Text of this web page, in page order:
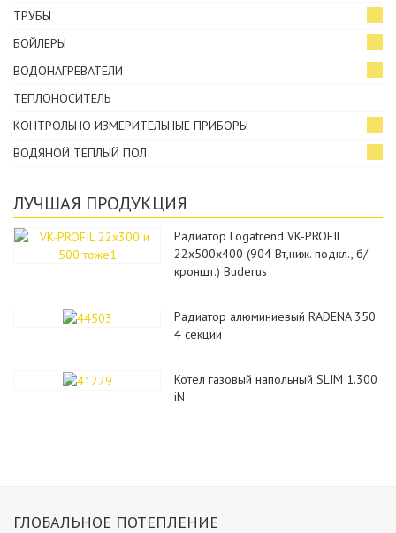
ТРУБЫ
БОЙЛЕРЫ
ВОДОНАГРЕВАТЕЛИ
ТЕПЛОНОСИТЕЛЬ
КОНТРОЛЬНО ИЗМЕРИТЕЛЬНЫЕ ПРИБОРЫ
ВОДЯНОЙ ТЕПЛЫЙ ПОЛ
ЛУЧШАЯ ПРОДУКЦИЯ
Радиатор Logatrend VK-PROFIL
22x500x400 (904 Вт,ниж. подкл., б/
кроншт.) Buderus
Радиатор алюминиевый RADENA 350
4 секции
Котел газовый напольный SLIM 1.300
iN
ГЛОБАЛЬНОЕ ПОТЕПЛЕНИЕ